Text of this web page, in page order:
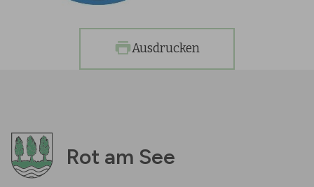
Ausdrucken
Rot am See